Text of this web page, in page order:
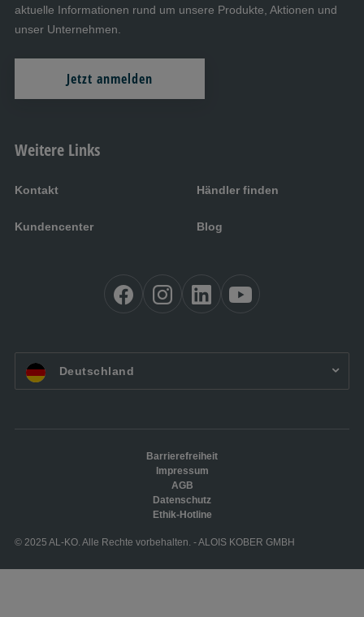
Weitere Links
Kontakt Händler finden
Kundencenter Blog
DE: Deutschland
aktuelle Informationen rund um unsere Produkte, Aktionen und
unser Unternehmen.
Jetzt anmelden
© 2025 AL-KO. Alle Rechte vorbehalten. - ALOIS KOBER GMBH
Barrierefreiheit
Impressum
AGB
Datenschutz
Ethik-Hotline